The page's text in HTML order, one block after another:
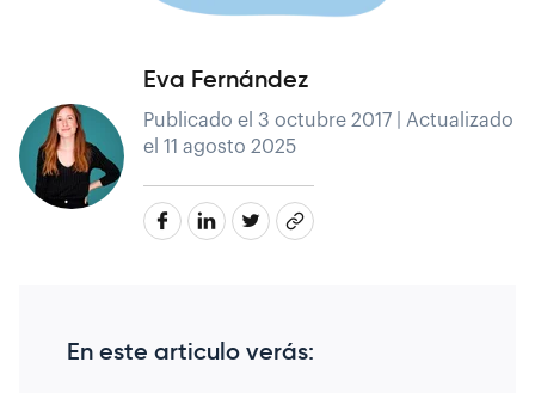
Eva Fernández
Publicado el 3 octubre 2017 | Actualizado
el 11 agosto 2025
En este articulo verás: